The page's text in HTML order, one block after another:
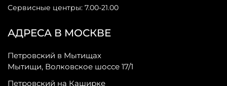
АДРЕСА В МОСКВЕ
Петровский в Мытищах
Мытищи, Волковское шоссе 17/1
Петровский на Каширке
Сервисные центры: 7.00-21.00